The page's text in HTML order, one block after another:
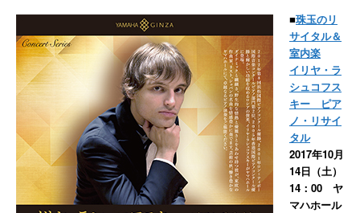
■珠玉のリ
サイタル＆
室内楽
イリヤ・ラ
シュコフス
キー ピア
ノ・リサイ
タル
2017年10月
14日（土）
14：00 ヤ
マハホール